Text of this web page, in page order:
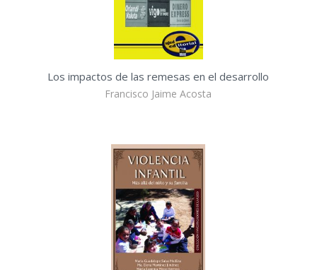
Los impactos de las remesas en el desarrollo
Francisco Jaime Acosta